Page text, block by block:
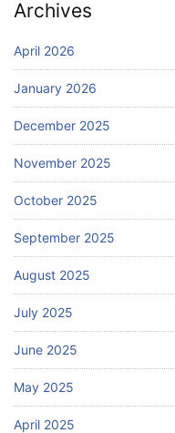
Archives
April 2026
January 2026
December 2025
November 2025
October 2025
September 2025
August 2025
July 2025
June 2025
May 2025
April 2025